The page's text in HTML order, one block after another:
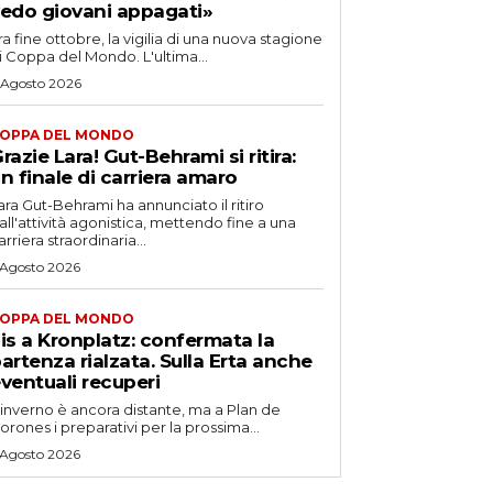
giovani appagati»
fine ottobre, la vigilia di una nuova stagione
Coppa del Mondo. L'ultima...
2026
DEL MONDO
Lara! Gut-Behrami si ritira:
finale di carriera amaro
Gut-Behrami ha annunciato il ritiro
agonistica, mettendo fine a una
straordinaria...
2026
DEL MONDO
a Kronplatz: confermata la
rialzata. Sulla Erta anche
recuperi
è ancora distante, ma a Plan de
i preparativi per la prossima...
2026